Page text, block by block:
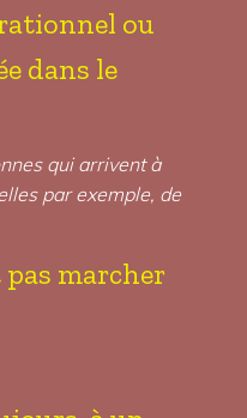
ou
dans le
qui arrivent à
par exemple, de
pas marcher